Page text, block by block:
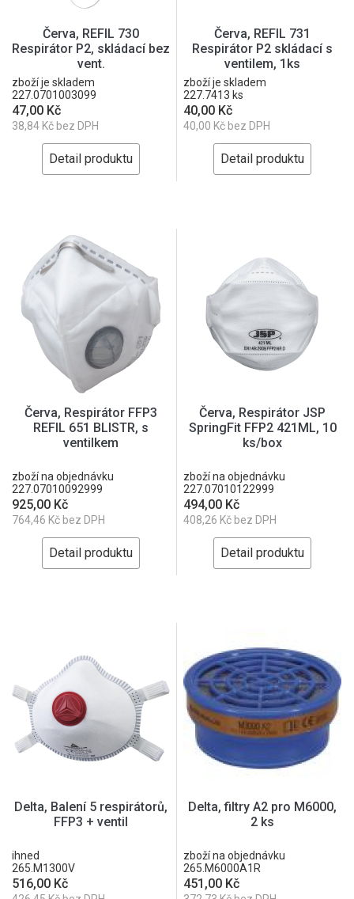
Červa, REFIL 730
Respirátor P2, skládací bez
vent.
zboží je skladem
227.0701003099
47,00 Kč
38,84 Kč bez DPH
Detail produktu
Červa, REFIL 731
Respirátor P2 skládací s
ventilem, 1ks
zboží je skladem
227.7413 ks
40,00 Kč
40,00 Kč bez DPH
Detail produktu
Červa, Respirátor FFP3
REFIL 651 BLISTR, s
ventilkem
zboží na objednávku
227.07010092999
925,00 Kč
764,46 Kč bez DPH
Detail produktu
Červa, Respirátor JSP
SpringFit FFP2 421ML, 10
ks/box
zboží na objednávku
227.07010122999
494,00 Kč
408,26 Kč bez DPH
Detail produktu
Delta, Balení 5 respirátorů,
FFP3 + ventil
ihned
265.M1300V
516,00 Kč
Delta, filtry A2 pro M6000,
2 ks
zboží na objednávku
265.M6000A1R
451,00 Kč